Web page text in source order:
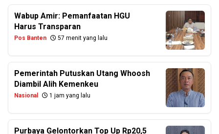
Wabup Amir: Pemanfaatan HGU
Harus Transparan
Pos Banten 57 menit yang lalu
Pemerintah Putuskan Utang Whoosh
Diambil Alih Kemenkeu
Nasional 1 jam yang lalu
Purbaya Gelontorkan Top Up Rp20,5